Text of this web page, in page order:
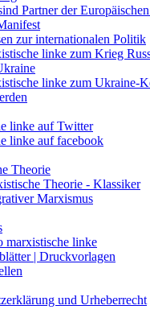
Partner der
zur internationalen Politik
linke zum Krieg
linke zum Ukraine-
linke auf Twitter
linke auf facebook
Theorie
Theorie - Klassiker
Marxismus
marxistische linke
| Druckvorlagen
und Urheberrecht